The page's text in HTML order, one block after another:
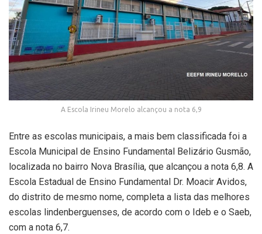
A Escola Irineu Morelo alcançou a nota 6,9
Entre as escolas municipais, a mais bem classificada foi a
Escola Municipal de Ensino Fundamental Belizário Gusmão,
localizada no bairro Nova Brasília, que alcançou a nota 6,8. A
Escola Estadual de Ensino Fundamental Dr. Moacir Avidos,
do distrito de mesmo nome, completa a lista das melhores
escolas lindenberguenses, de acordo com o Ideb e o Saeb,
com a nota 6,7.